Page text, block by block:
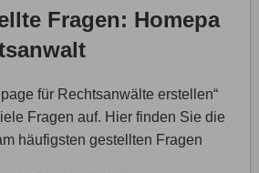
Fragen: Homepa
für Rechtsanwälte erstellen“
Fragen auf. Hier finden Sie die
häufigsten gestellten Fragen